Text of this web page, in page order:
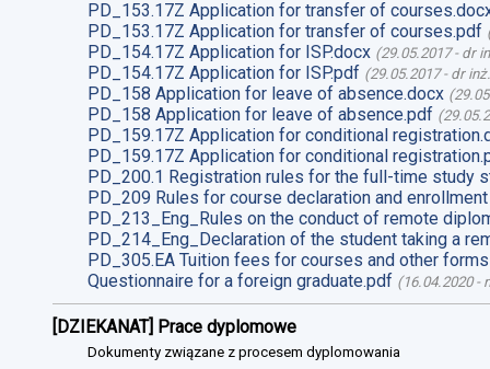
PD_153.17Z Application for transfer of
PD_153.17Z Application for transfer of courses.pdf
PD_154.17Z Application for ISP.docx (29.05.2017- dr
PD_154.17Z Application for ISP.pdf (29.05.2017- dr
PD_158 Application for leave of absence.docx (
PD_158 Application for leave of absence.pdf (
PD_159.17Z Application for conditional
PD_159.17Z Application for conditional
PD_200.1 Registration rules for the full-time study
PD_209 Rules for course declaration and
PD_213_Eng_Rules on the conduct of remote
PD_214_Eng_Declaration of the student taking a
PD_305.EA Tuition fees for courses and other
Questionnaire for a foreign graduate.pdf (16.04.2020-
[DZIEKANAT] Prace dyplomowe
Dokumenty związane z procesem dyplomowania